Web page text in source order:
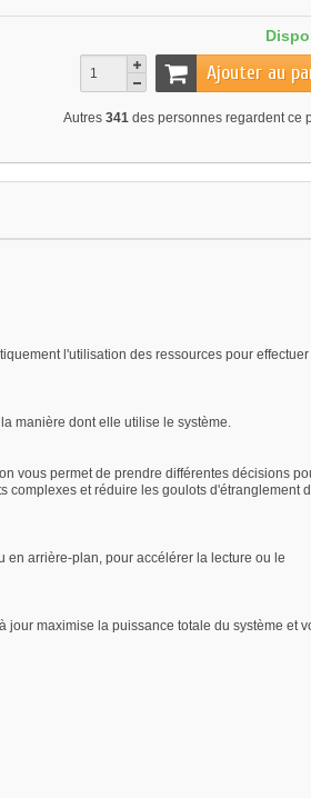
Ajouter au
Autres 341 des personnes regardent ce
l'utilisation des ressources pour effectuer
manière dont elle utilise le système.
vous permet de prendre différentes décisions
complexes et réduire les goulots d'étranglement
en arrière-plan, pour accélérer la lecture ou le
jour maximise la puissance totale du système et